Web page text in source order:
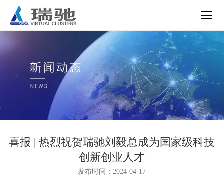
喜报 | 热烈祝贺瑞驰刘毅总成为国家级科技
创新创业人才
发布时间：2024-04-17